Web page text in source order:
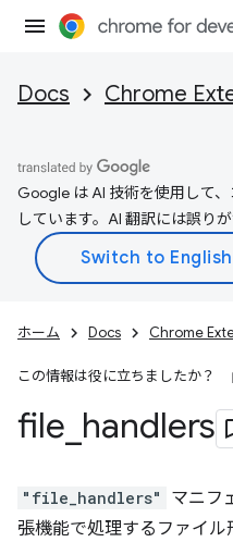
Docs Chrome
Google は AI 技術を使用して
しています。AI 翻訳には誤り
ホーム Docs Chrome
この情報は役に立ちましたか？
file handlers
"file_handlers"
マニフ
張機能で処理するファイ